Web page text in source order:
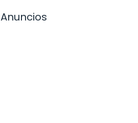
Anuncios